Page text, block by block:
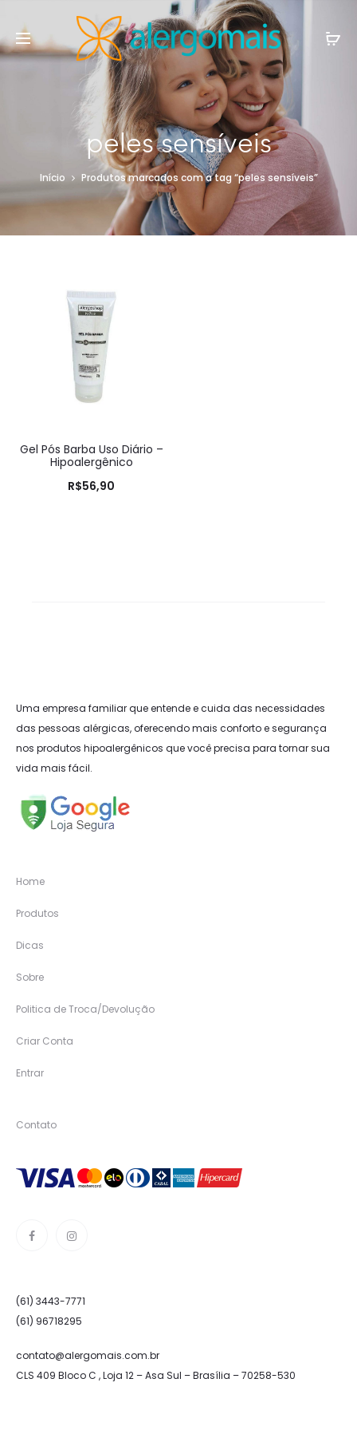
peles sensíveis
Início Produtos marcados com a tag “peles sensíveis”
Gel Pós Barba Uso Diário –
Hipoalergênico
R$56,90
Uma empresa familiar que entende e cuida das necessidades
das pessoas alérgicas, oferecendo mais conforto e segurança
nos produtos hipoalergênicos que você precisa para tornar sua
vida mais fácil.
Home
Produtos
Dicas
Sobre
Politica de Troca/Devolução
Criar Conta
Entrar
Contato
(61) 3443-7771
(61) 96718295
contato@alergomais.com.br
CLS 409 Bloco C , Loja 12 – Asa Sul – Brasília – 70258-530